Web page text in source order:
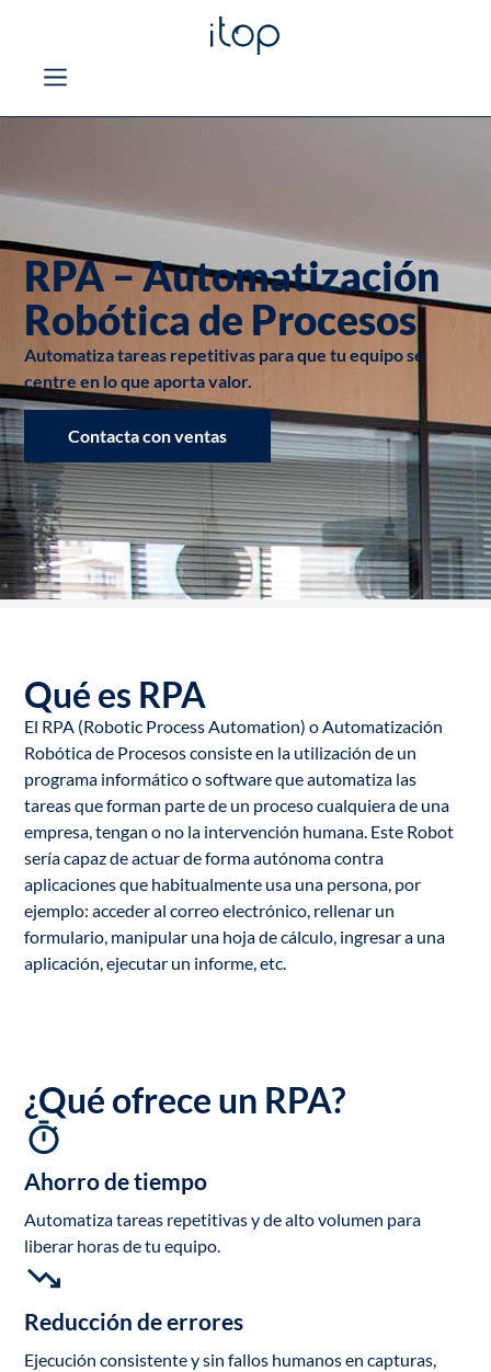
RPA – Automatización
Robótica de Procesos
Automatiza tareas repetitivas para que tu equipo se
centre en lo que aporta valor.
Contacta con ventas
Qué es RPA
El RPA (Robotic Process Automation) o Automatización
Robótica de Procesos consiste en la utilización de un
programa informático o software que automatiza las
tareas que forman parte de un proceso cualquiera de una
empresa, tengan o no la intervención humana. Este Robot
sería capaz de actuar de forma autónoma contra
aplicaciones que habitualmente usa una persona, por
ejemplo: acceder al correo electrónico, rellenar un
formulario, manipular una hoja de cálculo, ingresar a una
aplicación, ejecutar un informe, etc.
¿Qué ofrece un RPA?
Ahorro de tiempo
Automatiza tareas repetitivas y de alto volumen para
liberar horas de tu equipo.
Reducción de errores
Ejecución consistente y sin fallos humanos en capturas,